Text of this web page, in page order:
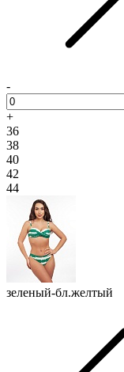
-
+
36
38
40
42
44
зеленый-бл.желтый